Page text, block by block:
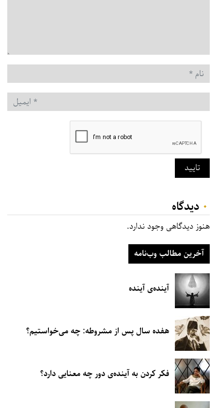
نام
تایید
۰ دیدگاه‌
هنوز دیدگاهی وجود ندارد.
آخرین مطالب وب‌نامه
آینده‌ی آینده
هفده سال پس از مشروطه: چه می‌خواستیم؟
فکر کردن به آینده‌ی دور چه معنایی دارد؟